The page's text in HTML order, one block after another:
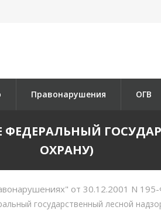
Правонарушения ОГВ
ФЕДЕРАЛЬНЫЙ
ОХРАНУ)
от 30.12.2001 N
государственный лесной